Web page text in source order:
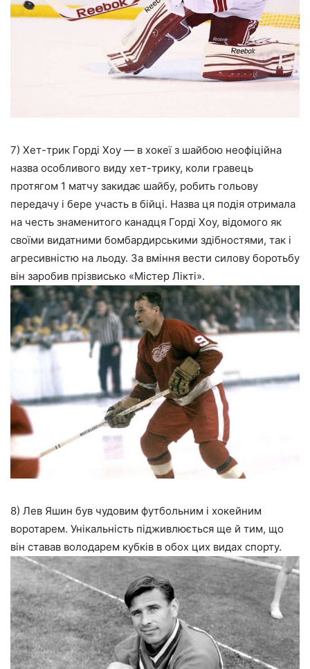
7) Хет-трик Горді Хоу — в хокеї з шайбою неофіційна
назва особливого виду хет-трику, коли гравець
протягом 1 матчу закидає шайбу, робить гольову
передачу і бере участь в бійці. Назва ця подія отримала
на честь знаменитого канадця Горді Хоу, відомого як
своїми видатними бомбардирськими здібностями, так і
агресивністю на льоду. За вміння вести силову боротьбу
він заробив прізвисько «Містер Лікті».
8) Лев Яшин був чудовим футбольним і хокейним
воротарем. Унікальність підживлюється ще й тим, що
він ставав володарем кубків в обох цих видах спорту.